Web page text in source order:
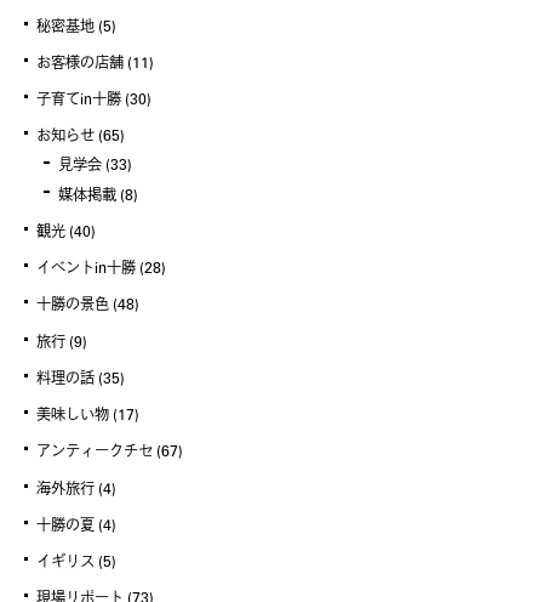
秘密基地 (5)
お客様の店舗 (11)
子育てin十勝 (30)
お知らせ (65)
見学会 (33)
媒体掲載 (8)
観光 (40)
イベントin十勝 (28)
十勝の景色 (48)
旅行 (9)
料理の話 (35)
美味しい物 (17)
アンティークチセ (67)
海外旅行 (4)
十勝の夏 (4)
イギリス (5)
現場リポート (73)